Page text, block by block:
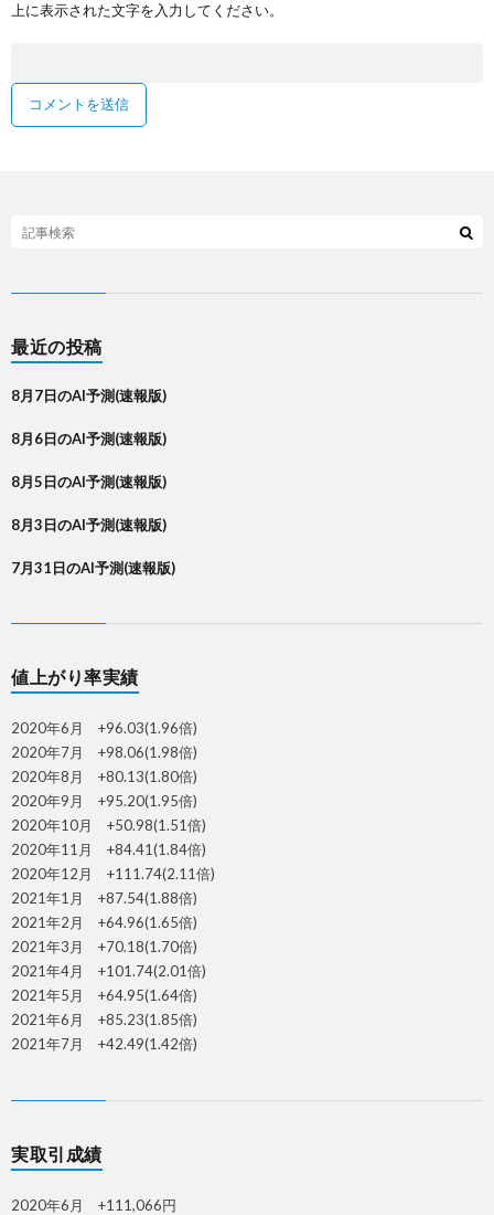
上に表示された文字を入力してください。
最近の投稿
8月7日のAI予測(速報版)
8月6日のAI予測(速報版)
8月5日のAI予測(速報版)
8月3日のAI予測(速報版)
7月31日のAI予測(速報版)
値上がり率実績
2020年6月 +96.03(1.96倍)
2020年7月 +98.06(1.98倍)
2020年8月 +80.13(1.80倍)
2020年9月 +95.20(1.95倍)
2020年10月 +50.98(1.51倍)
2020年11月 +84.41(1.84倍)
2020年12月 +111.74(2.11倍)
2021年1月 +87.54(1.88倍)
2021年2月 +64.96(1.65倍)
2021年3月 +70.18(1.70倍)
2021年4月 +101.74(2.01倍)
2021年5月 +64.95(1.64倍)
2021年6月 +85.23(1.85倍)
2021年7月 +42.49(1.42倍)
実取引成績
2020年6月 +111,066円